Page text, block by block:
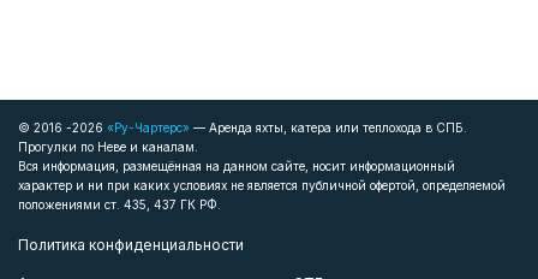
© 2016 -2026 «Ру-Чартерс» — Аренда яхты, катера или теплохода в СПБ.
Прогулки по Неве и каналам.
Вся информация, размещённая на данном сайте, носит информационный
характер и ни при каких условиях не является публичной офертой, определяемой
положениями ст. 435, 437 ГК РФ.
Политика конфиденциальности